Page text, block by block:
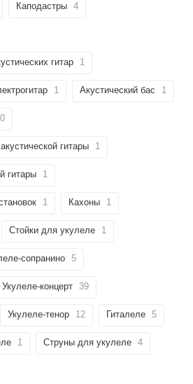
Каподастры 4
гитар 1
1 Акустический бас 1
гитары 1
гитары 1
1 Кахоны 1
Стойки для укулеле 1
сопранино 5
Укулеле-концерт 39
Укулеле-тенор 12 Гиталеле 5
1 Струны для укулеле 4